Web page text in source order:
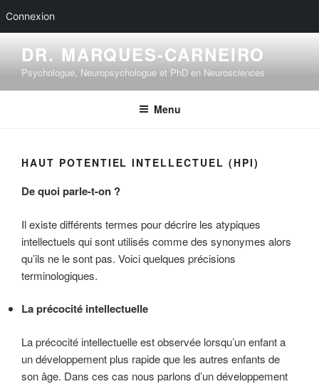
Connexion
contenu
principal
DR. MARQUES-CARNEIRO
Psychologue, Neuropsychologue et PhD en Neurosciences
Menu
HAUT POTENTIEL INTELLECTUEL (HPI)
De quoi parle-t-on ?
Il existe différents termes pour décrire les atypiques
intellectuels qui sont utilisés comme des synonymes alors
qu’ils ne le sont pas. Voici quelques précisions
terminologiques.
La précocité intellectuelle
La précocité intellectuelle est observée lorsqu’un enfant a
un développement plus rapide que les autres enfants de
son âge. Dans ces cas nous parlons d’un développement